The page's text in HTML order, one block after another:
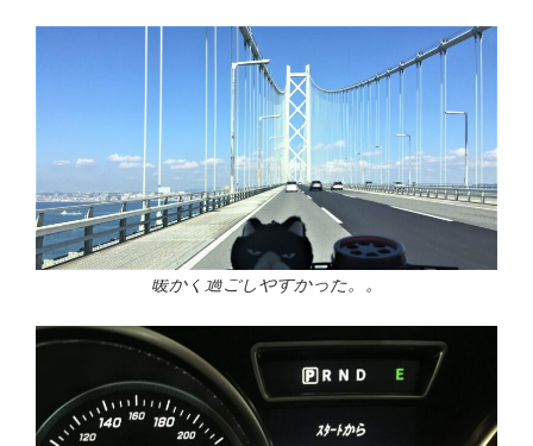
暖かく過ごしやすかった。。